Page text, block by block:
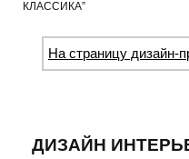
КЛАССИКА”
На страницу дизайн-
ДИЗАЙН